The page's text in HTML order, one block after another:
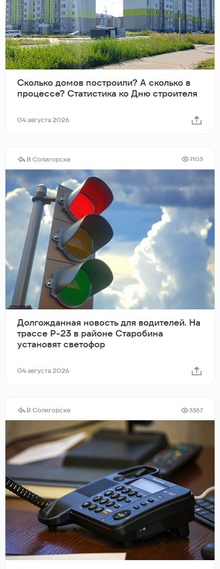
Сколько домов построили? А сколько в
процессе? Статистика ко Дню строителя
04 августа 2026
В Солигорске 7103
Долгожданная новость для водителей. На
трассе Р-23 в районе Старобина
установят светофор
04 августа 2026
В Солигорске 3357